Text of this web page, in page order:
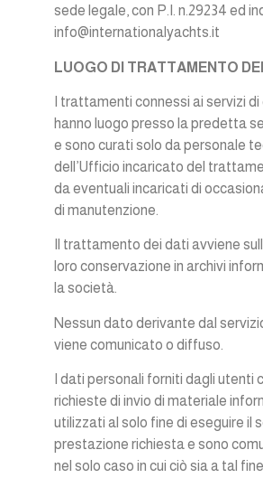
sede legale, con P.I. n.29234 ed
info@internationalyachts.it
LUOGO DI TRATTAMENTO DEI
I trattamenti connessi ai servizi
hanno luogo presso la predetta
e sono curati solo da personale
dell’Ufficio incaricato del
da eventuali incaricati di
di manutenzione.
Il trattamento dei dati avviene
loro conservazione in archivi
la società.
Nessun dato derivante dal
viene comunicato o diffuso.
I dati personali forniti dagli utenti
richieste di invio di materiale
utilizzati al solo fine di eseguire il
prestazione richiesta e sono
nel solo caso in cui ciò sia a tal